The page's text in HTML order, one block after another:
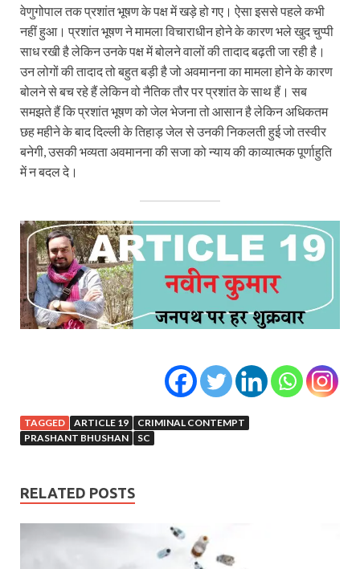
वेणुगोपाल तक प्रशांत भूषण के पक्ष में खड़े हो गए। ऐसा इससे पहले कभी
नहीं हुआ। प्रशांत भूषण ने मामला विचाराधीन होने के कारण भले खुद चुप्पी
साध रखी है लेकिन उनके पक्ष में बोलने वालों की तादाद बढ़ती जा रही है।
उन लोगों की तादाद तो बहुत बड़ी है जो अवमानना का मामला होने के कारण
बोलने से बच रहे हैं लेकिन वो नैतिक तौर पर प्रशांत के साथ हैं। सब
समझते हैं कि प्रशांत भूषण को जेल भेजना तो आसान है लेकिन अधिकतम
छह महीने के बाद दिल्ली के तिहाड़ जेल से उनकी निकलती हुई जो तस्वीर
बनेगी, उसकी भव्यता अवमानना की सजा को न्याय की काव्यात्मक पूर्णाहुति
में न बदल दे।
TAGGED ARTICLE 19
CRIMINAL CONTEMPT
PRASHANT BHUSHAN
SC
RELATED POSTS